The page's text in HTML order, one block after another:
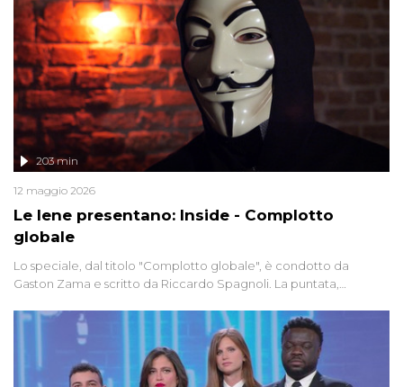
Le Iene presentano: Inside - Complotto
globale
203 min
12 maggio 2026
Lo speciale, dal titolo "Complotto globale", è condotto da
Gaston Zama e scritto da Riccardo Spagnoli. La puntata,
racconta l'universo delle narrazioni alternative, dei sospetti
globali e del complottismo che negli ultimi anni hanno invaso
social network, talk show, piazze digitali e immaginario collettivo.